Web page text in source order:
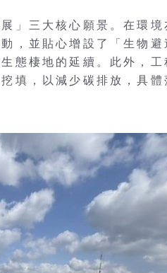
」三大核心願景。在環境
，並貼心增設了「生物避
態棲地的延續。此外，工
填，以減少碳排放，具體